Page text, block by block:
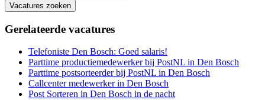
Vacatures zoeken
Gerelateerde vacatures
Telefoniste Den Bosch: Goed salaris!
Parttime productiemedewerker bij PostNL in Den Bosch
Parttime postsorteerder bij PostNL in Den Bosch
Callcenter medewerker in Den Bosch
Post Sorteren in Den Bosch in de nacht